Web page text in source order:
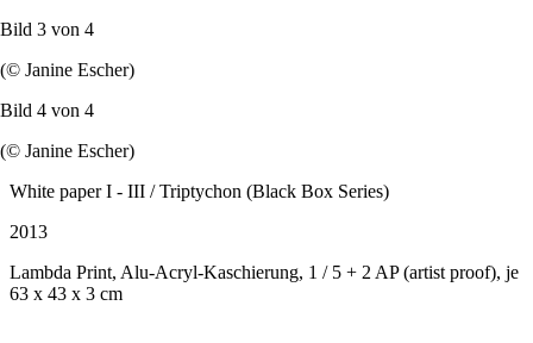
Bild 3 von 4
(© Janine Escher)
Bild 4 von 4
(© Janine Escher)
White paper I - III / Triptychon (Black Box Series)
2013
Lambda Print, Alu-Acryl-Kaschierung, 1 / 5 + 2 AP (artist proof), je
63 x 43 x 3 cm